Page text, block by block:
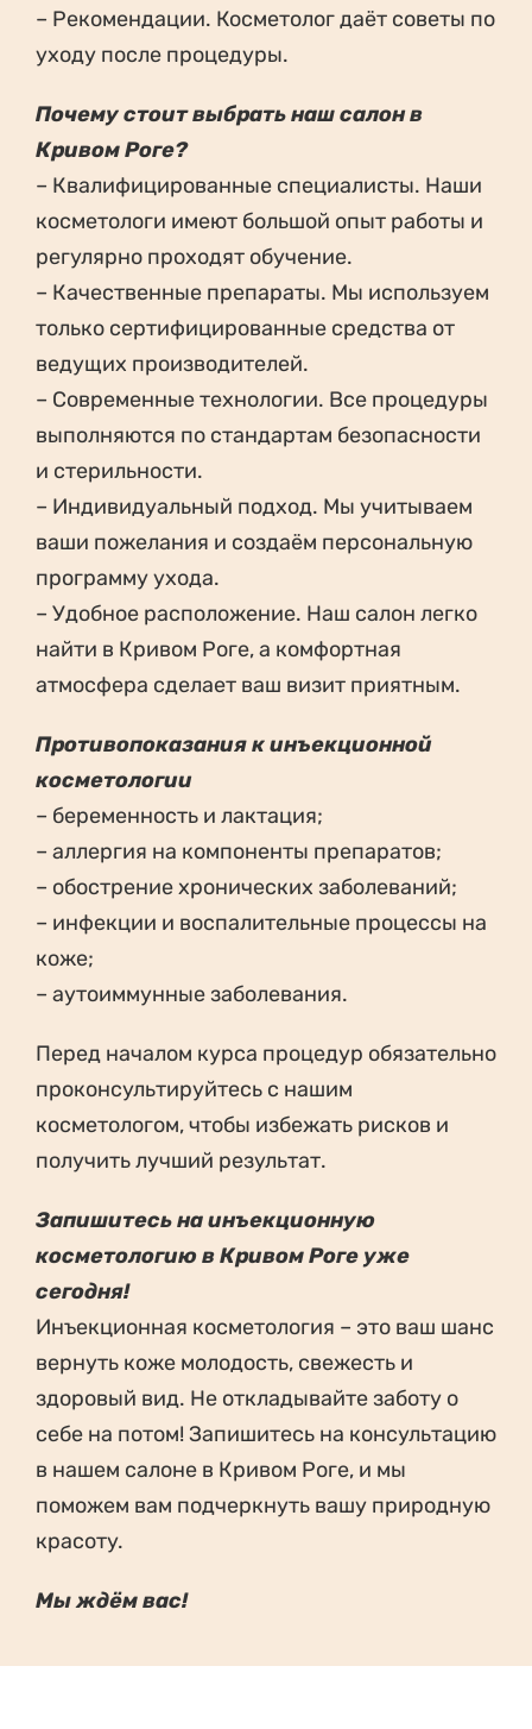
– Рекомендации. Косметолог даёт советы по
уходу после процедуры.
Почему стоит выбрать наш салон в
Кривом Роге?
– Квалифицированные специалисты. Наши
косметологи имеют большой опыт работы и
регулярно проходят обучение.
– Качественные препараты. Мы используем
только сертифицированные средства от
ведущих производителей.
– Современные технологии. Все процедуры
выполняются по стандартам безопасности
и стерильности.
– Индивидуальный подход. Мы учитываем
ваши пожелания и создаём персональную
программу ухода.
– Удобное расположение. Наш салон легко
найти в Кривом Роге, а комфортная
атмосфера сделает ваш визит приятным.
Противопоказания к инъекционной
косметологии
– беременность и лактация;
– аллергия на компоненты препаратов;
– обострение хронических заболеваний;
– инфекции и воспалительные процессы на
коже;
– аутоиммунные заболевания.
Перед началом курса процедур обязательно
проконсультируйтесь с нашим
косметологом, чтобы избежать рисков и
получить лучший результат.
Запишитесь на инъекционную
косметологию в Кривом Роге уже
сегодня!
Инъекционная косметология – это ваш шанс
вернуть коже молодость, свежесть и
здоровый вид. Не откладывайте заботу о
себе на потом! Запишитесь на консультацию
в нашем салоне в Кривом Роге, и мы
поможем вам подчеркнуть вашу природную
красоту.
Мы ждём вас!